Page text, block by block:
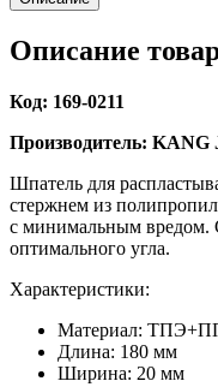
Описание
Код: 169-0211
Производитель:
Шпатель для
стержнем из
с минимальным вредом.
оптимального угла.
Характеристики:
Материал:
Длина: 180 мм
Ширина: 20 мм